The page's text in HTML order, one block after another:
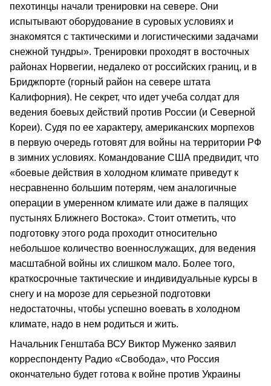
пехотинцы начали тренировки на севере. Они
испытывают оборудование в суровых условиях и
знакомятся с тактическими и логистическими задачами
снежной тундры». Тренировки проходят в восточных
районах Норвегии, недалеко от российских границ, и в
Бриджпорте (горный район на севере штата
Калифорния). Не секрет, что идет учеба солдат для
ведения боевых действий против России (и Северной
Кореи). Судя по ее характеру, американских морпехов
в первую очередь готовят для войны на территории РФ
в зимних условиях. Командование США предвидит, что
«боевые действия в холодном климате приведут к
несравненно большим потерям, чем аналогичные
операции в умеренном климате или даже в палящих
пустынях Ближнего Востока». Стоит отметить, что
подготовку этого рода проходит относительно
небольшое количество военнослужащих, для ведения
масштабной войны их слишком мало. Более того,
краткосрочные тактические и индивидуальные курсы в
снегу и на морозе для серьезной подготовки
недостаточны, чтобы успешно воевать в холодном
климате, надо в нем родиться и жить.
Начальник Генштаба ВСУ Виктор Муженко заявил
корреспонденту Радио «Свобода», что Россия
окончательно будет готова к войне против Украины